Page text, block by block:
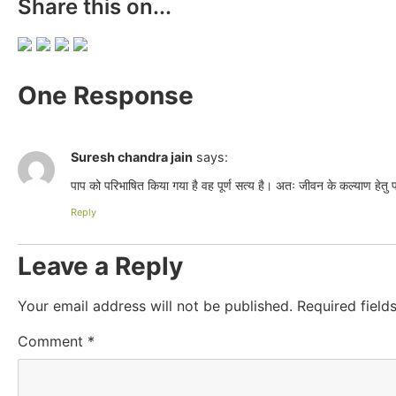
Share this on...
One Response
Suresh chandra jain says:
पाप को परिभाषित किया गया है वह पूर्ण सत्य है। अतः जीवन के कल्याण
Reply
Leave a Reply
Your email address will not be published. Required
Comment *